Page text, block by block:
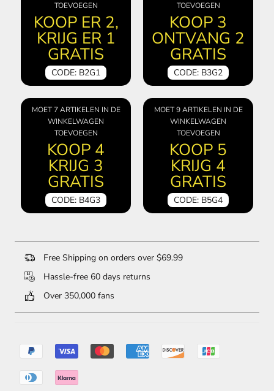
TOEVOEGEN
KOOP ER 2,
KRIJG ER 1
GRATIS
CODE: B2G1
TOEVOEGEN
KOOP 3
ONTVANG 2
GRATIS
CODE: B3G2
MOET 7 ARTIKELEN IN DE
WINKELWAGEN
TOEVOEGEN
KOOP 4
KRIJG 3
GRATIS
CODE: B4G3
MOET 9 ARTIKELEN IN DE
WINKELWAGEN
TOEVOEGEN
KOOP 5
KRIJG 4
GRATIS
CODE: B5G4
Free Shipping on orders over $69.99
Hassle-free 60 days returns
Over 350,000 fans